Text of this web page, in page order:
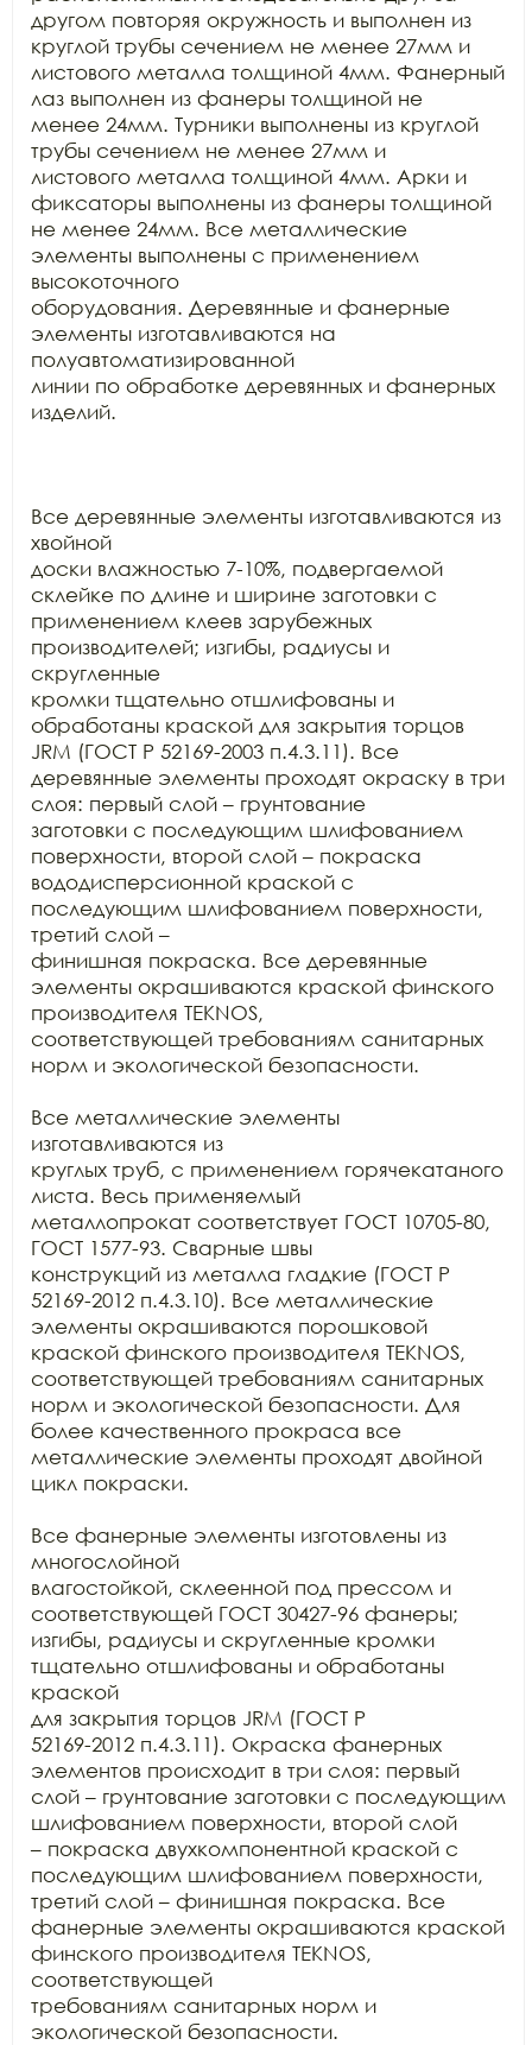
другом повторяя окружность и выполнен из
круглой трубы сечением не менее 27мм и
листового металла толщиной 4мм. Фанерный
лаз выполнен из фанеры толщиной не
менее 24мм. Турники выполнены из круглой
трубы сечением не менее 27мм и
листового металла толщиной 4мм. Арки и
фиксаторы выполнены из фанеры толщиной
не менее 24мм. Все металлические
элементы выполнены с применением
высокоточного
оборудования. Деревянные и фанерные
элементы изготавливаются на
полуавтоматизированной
линии по обработке деревянных и фанерных
изделий.
Все деревянные элементы изготавливаются из
хвойной
доски влажностью 7-10%, подвергаемой
склейке по длине и ширине заготовки с
применением клеев зарубежных
производителей; изгибы, радиусы и
скругленные
кромки тщательно отшлифованы и
обработаны краской для закрытия торцов
JRM (ГОСТ Р 52169-2003 п.4.3.11). Все
деревянные элементы проходят окраску в три
слоя: первый слой – грунтование
заготовки с последующим шлифованием
поверхности, второй слой – покраска
вододисперсионной краской с
последующим шлифованием поверхности,
третий слой –
финишная покраска. Все деревянные
элементы окрашиваются краской финского
производителя TEKNOS,
соответствующей требованиям санитарных
норм и экологической безопасности.
Все металлические элементы
изготавливаются из
круглых труб, с применением горячекатаного
листа. Весь применяемый
металлопрокат соответствует ГОСТ 10705-80,
ГОСТ 1577-93. Сварные швы
конструкций из металла гладкие (ГОСТ Р
52169-2012 п.4.3.10). Все металлические
элементы окрашиваются порошковой
краской финского производителя TEKNOS,
соответствующей требованиям санитарных
норм и экологической безопасности. Для
более качественного прокраса все
металлические элементы проходят двойной
цикл покраски.
Все фанерные элементы изготовлены из
многослойной
влагостойкой, склеенной под прессом и
соответствующей ГОСТ 30427-96 фанеры;
изгибы, радиусы и скругленные кромки
тщательно отшлифованы и обработаны
краской
для закрытия торцов JRM (ГОСТ Р
52169-2012 п.4.3.11). Окраска фанерных
элементов происходит в три слоя: первый
слой – грунтование заготовки с последующим
шлифованием поверхности, второй слой
– покраска двухкомпонентной краской с
последующим шлифованием поверхности,
третий слой – финишная покраска. Все
фанерные элементы окрашиваются краской
финского производителя TEKNOS,
соответствующей
требованиям санитарных норм и
экологической безопасности.